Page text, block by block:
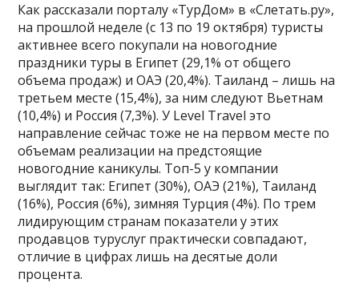
Как рассказали порталу «ТурДом» в «Слетать.ру»,
на прошлой неделе (с 13 по 19 октября) туристы
активнее всего покупали на новогодние
праздники туры в Египет (29,1% от общего
объема продаж) и ОАЭ (20,4%). Таиланд – лишь на
третьем месте (15,4%), за ним следуют Вьетнам
(10,4%) и Россия (7,3%). У Level Travel это
направление сейчас тоже не на первом месте по
объемам реализации на предстоящие
новогодние каникулы. Топ-5 у компании
выглядит так: Египет (30%), ОАЭ (21%), Таиланд
(16%), Россия (6%), зимняя Турция (4%). По трем
лидирующим странам показатели у этих
продавцов туруслуг практически совпадают,
отличие в цифрах лишь на десятые доли
процента.